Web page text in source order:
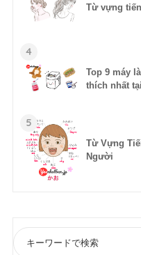
Từ vựng
4
Top 9 máy
thích nhất
5
Từ Vựng
Người